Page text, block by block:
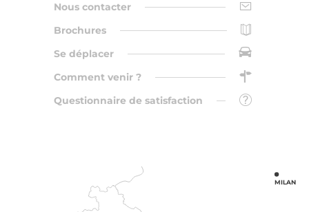
Nous contacter
Brochures
Se déplacer
Comment venir ?
Questionnaire de satisfaction
MILAN